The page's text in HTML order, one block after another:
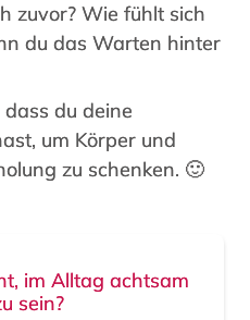
zuvor? Wie fühlt sich
du das Warten hinter
du deine
um Körper und
zu schenken. 🙂
im Alltag achtsam
sein?